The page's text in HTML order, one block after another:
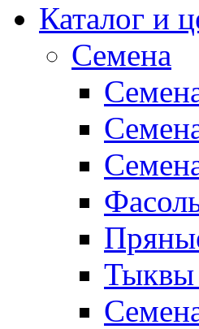
Каталог и
Семена